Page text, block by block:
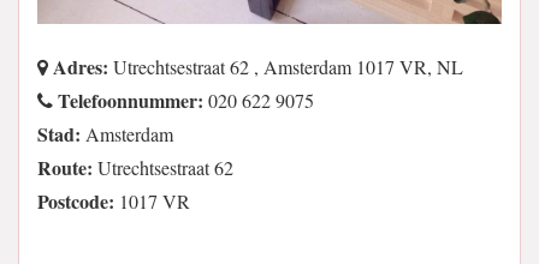
Adres: Utrechtsestraat 62 , Amsterdam 1017 VR, NL
Telefoonnummer: 020 622 9075
Stad: Amsterdam
Route: Utrechtsestraat 62
Postcode: 1017 VR